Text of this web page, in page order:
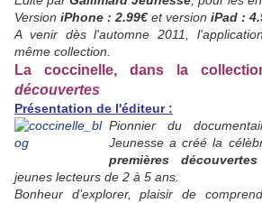
Version iPhone : 2.99€et version iPad :
A venir dès l'automne 2011,
même collection.
La coccinelle, dans la
découvertes
Présentation de l'éditeur :
Pionnier du
Jeunesse a créé la
premières
jeunes lecteurs de 2 à 5 ans.
Bonheur d’explorer, plaisir de